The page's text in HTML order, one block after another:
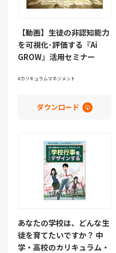
【動画】生徒の非認知能力
を可視化･評価する『Ai
GROW』活用セミナー
カリキュラムマネジメント
ダウンロード
あなたの学校は、どんな生
徒を育てたいですか？ 中
学・高校のカリキュラム・